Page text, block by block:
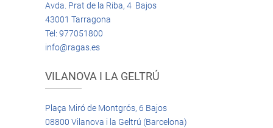
Avda. Prat de la Riba, 4 Bajos
43001 Tarragona
Tel: 977051800
info@ragas.es
VILANOVA I LA GELTRÚ
Plaça Miró de Montgrós, 6 Bajos
08800 Vilanova i la Geltrú (Barcelona)